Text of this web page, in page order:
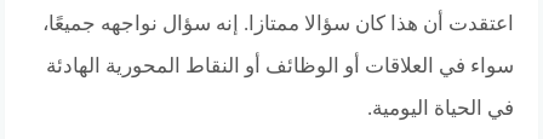
اعتقدت أن هذا كان سؤالا ممتازا. إنه سؤال نواجهه جميعًا،
سواء في العلاقات أو الوظائف أو النقاط المحورية الهادئة
في الحياة اليومية.